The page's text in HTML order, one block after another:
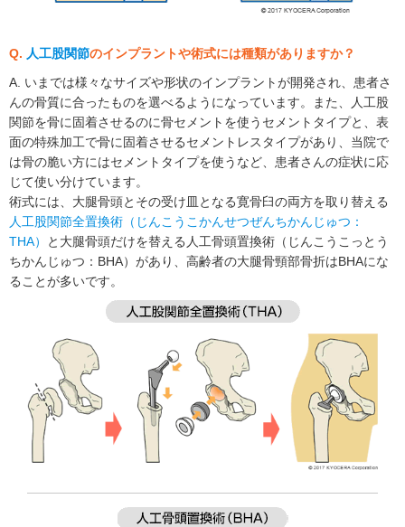
Q. 人工股関節のインプラントや術式には種類がありますか？
A. いまでは様々なサイズや形状のインプラントが開発され、患者さ
んの骨質に合ったものを選べるようになっています。また、人工股
関節を骨に固着させるのに骨セメントを使うセメントタイプと、表
面の特殊加工で骨に固着させるセメントレスタイプがあり、当院で
は骨の脆い方にはセメントタイプを使うなど、患者さんの症状に応
じて使い分けています。
術式には、大腿骨頭とその受け皿となる寛骨臼の両方を取り替える
人工股関節全置換術（じんこうこかんせつぜんちかんじゅつ：
THA）
と大腿骨頭だけを替える人工骨頭置換術（じんこうこっとう
ちかんじゅつ：BHA）があり、高齢者の大腿骨頸部骨折はBHAにな
ることが多いです。